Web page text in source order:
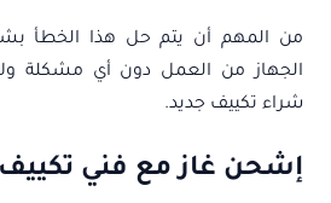
من المهم أن يتم حل هذا الخطأ
الجهاز من العمل دون أي مشكلة
شراء تكييف جديد.
إشحن غاز مع فني